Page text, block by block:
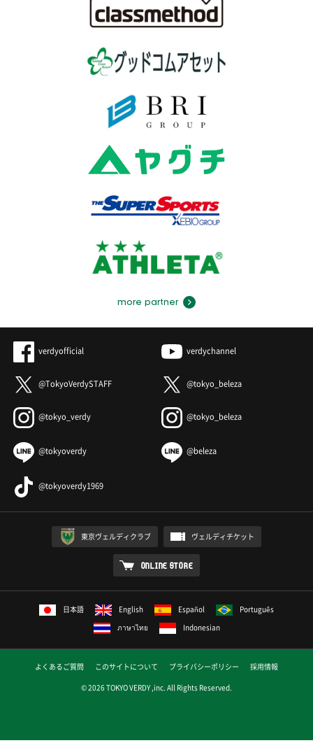
more partner
verdyofficial verdychannel
@TokyoVerdySTAFF @tokyo_beleza
@tokyo_verdy @tokyo_beleza
@tokyoverdy @beleza
@tokyoverdy1969
東京ヴェルディクラブ ヴェルディチケット
ONLINE STORE
日本語 English Español
Português
ภาษาไทย
Indonesian
よくあるご質問 このサイトについて プライバシーポリシー
採用情報
© 2026 TOKYO VERDY ,inc. All Rights Reserved.